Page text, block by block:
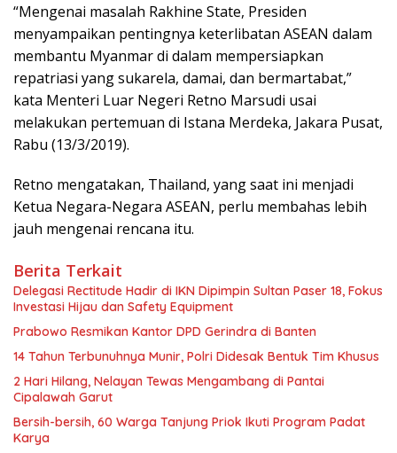
“Mengenai masalah Rakhine State, Presiden
menyampaikan pentingnya keterlibatan ASEAN dalam
membantu Myanmar di dalam mempersiapkan
repatriasi yang sukarela, damai, dan bermartabat,”
kata Menteri Luar Negeri Retno Marsudi usai
melakukan pertemuan di Istana Merdeka, Jakara Pusat,
Rabu (13/3/2019).
Retno mengatakan, Thailand, yang saat ini menjadi
Ketua Negara-Negara ASEAN, perlu membahas lebih
jauh mengenai rencana itu.
Berita Terkait
Delegasi Rectitude Hadir di IKN Dipimpin Sultan Paser 18, Fokus
Investasi Hijau dan Safety Equipment
Prabowo Resmikan Kantor DPD Gerindra di Banten
14 Tahun Terbunuhnya Munir, Polri Didesak Bentuk Tim Khusus
2 Hari Hilang, Nelayan Tewas Mengambang di Pantai
Cipalawah Garut
Bersih-bersih, 60 Warga Tanjung Priok Ikuti Program Padat
Karya